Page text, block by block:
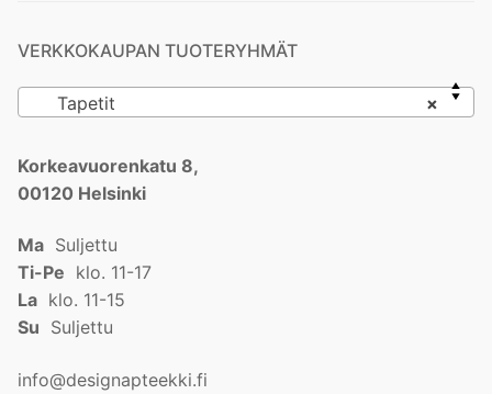
VERKKOKAUPAN TUOTERYHMÄT
×
Tapetit
Korkeavuorenkatu 8,
00120 Helsinki
Ma Suljettu
Ti-Pe klo. 11-17
La klo. 11-15
Su Suljettu
info@designapteekki.fi